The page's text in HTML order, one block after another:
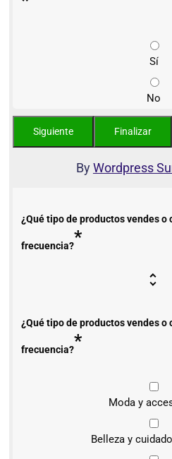
Sí
No
ByWordpress
¿Qué tipo de productos vendes o
frecuencia?*
¿Qué tipo de productos vendes o
frecuencia?*
Moda y
Belleza y